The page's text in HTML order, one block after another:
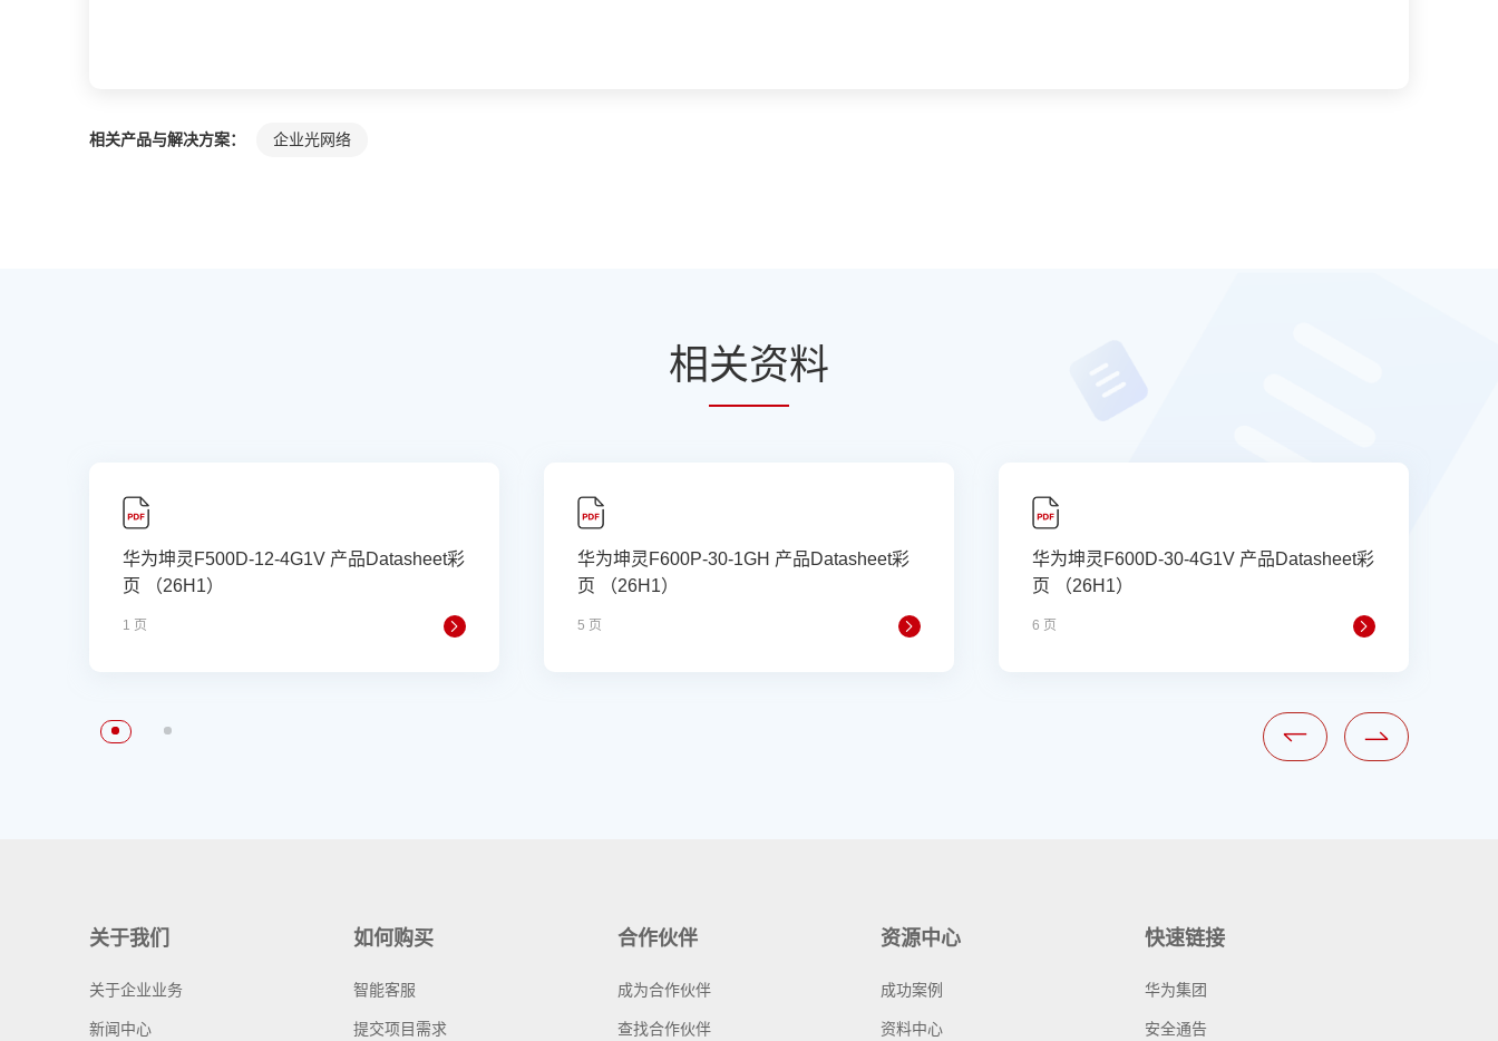
相关产品与解决方案： 企业光网络
相关资料
华为坤灵F500D-12-4G1V 产品Datasheet彩
页 （26H1）
1 页
华为坤灵F600P-30-1GH 产品Datasheet彩
页 （26H1）
5 页
华为坤灵F600D-30-4G1V 产品Datasheet彩
页 （26H1）
6 页
关于我们
关于企业业务
新闻中心
如何购买
智能客服
提交项目需求
合作伙伴
成为合作伙伴
查找合作伙伴
资源中心
成功案例
资料中心
快速链接
华为集团
安全通告